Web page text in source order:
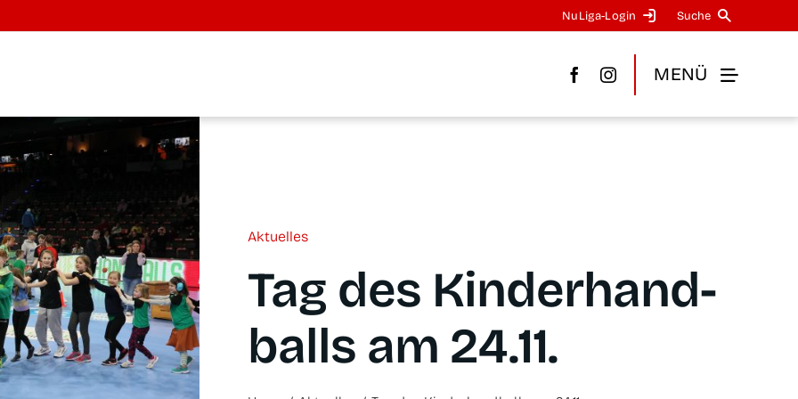
NuLi­­ga-Log­in Suche
MENÜ
Aktu­el­les
Tag des Kin­der­hand­
balls am 24.11.